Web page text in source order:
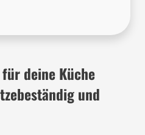
deine Küche
und